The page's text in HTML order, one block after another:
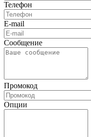
Телефон
E-mail
Сообщение
Промокод
Опции